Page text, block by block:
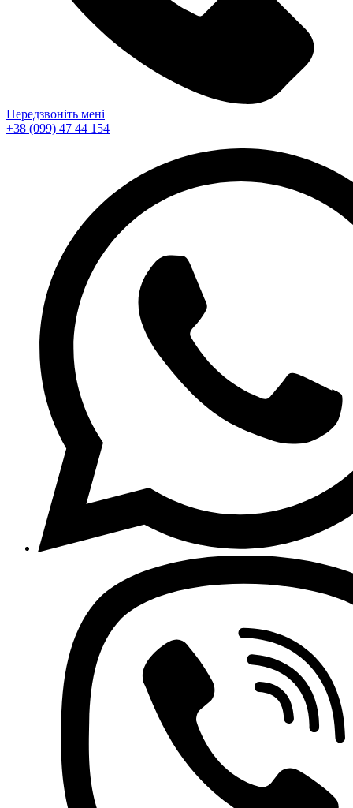
Передзвоніть мені
+38 (099) 47 44 154